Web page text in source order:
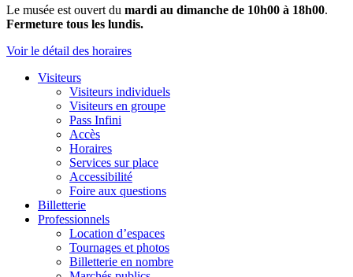
Le musée est ouvert du mardi au dimanche de 10h00 à 18h00.
Fermeture tous les lundis.
Voir le détail des horaires
Visiteurs
Visiteurs individuels
Visiteurs en groupe
Pass Infini
Accès
Horaires
Services sur place
Accessibilité
Foire aux questions
Billetterie
Professionnels
Location d’espaces
Tournages et photos
Billetterie en nombre